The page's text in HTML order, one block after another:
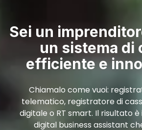
Sei un
un sistema di
efficiente e
Chiamalo come vuoi:
telematico, registratore di
digitale o RT smart. Il risultato è
digital business assistant